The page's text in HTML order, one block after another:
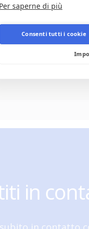
Per saperne di più
Consenti tutti i cookie
in